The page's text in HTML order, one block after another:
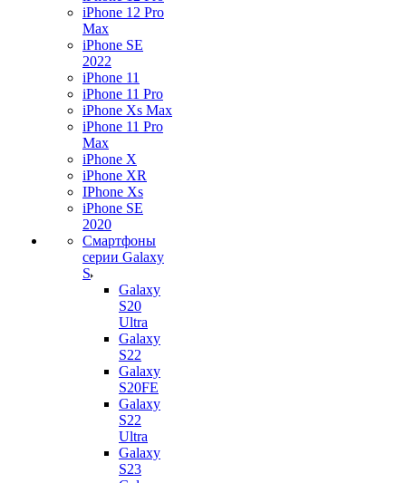
iPhone 12 Pro
Max
iPhone SE
2022
iPhone 11
iPhone 11 Pro
iPhone Xs Max
iPhone 11 Pro
Max
iPhone X
iPhone XR
IPhone Xs
iPhone SE
2020
Смартфоны
серии Galaxy
S
Galaxy
S20
Ultra
Galaxy
S22
Galaxy
S20FE
Galaxy
S22
Ultra
Galaxy
S23